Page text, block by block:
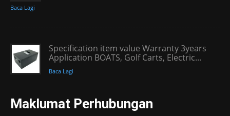
Baca Lagi
Specification item value Warranty 3years
Application BOATS, Golf Carts, Electric...
Baca Lagi
Maklumat Perhubungan